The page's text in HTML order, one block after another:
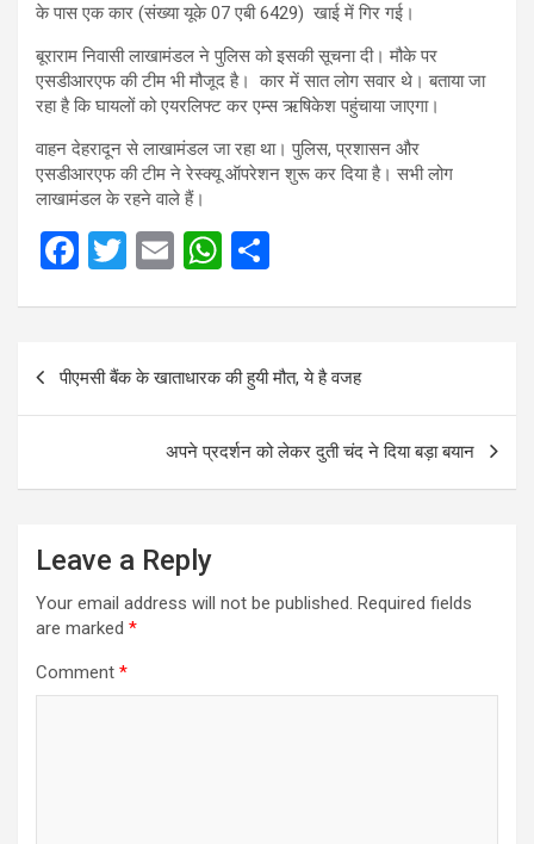
के पास एक कार (संख्या यूके 07 एबी 6429) खाई में गिर गई।
बूराराम निवासी लाखामंडल ने पुलिस को इसकी सूचना दी। मौके पर
एसडीआरएफ की टीम भी मौजूद है। कार में सात लोग सवार थे। बताया जा
रहा है कि घायलों को एयरलिफ्ट कर एम्स ऋषिकेश पहुंचाया जाएगा।
वाहन देहरादून से लाखामंडल जा रहा था। पुलिस, प्रशासन और
एसडीआरएफ की टीम ने रेस्क्यू ऑपरेशन शुरू कर दिया है। सभी लोग
लाखामंडल के रहने वाले हैं।
F
b
o
k
T
er
E
W
s
A
p
p
e
navigation
पीएमसी बैंक के खाताधारक की हुयी मौत, ये है वजह
अपने प्रदर्शन को लेकर दुती चंद ने दिया बड़ा बयान
Leave a Reply
Your email address will not be published. Required fields
are marked *
Comment *